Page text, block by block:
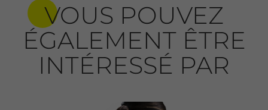
VOUS POUVEZ
ÉGALEMENT ÊTRE
INTÉRESSÉ PAR